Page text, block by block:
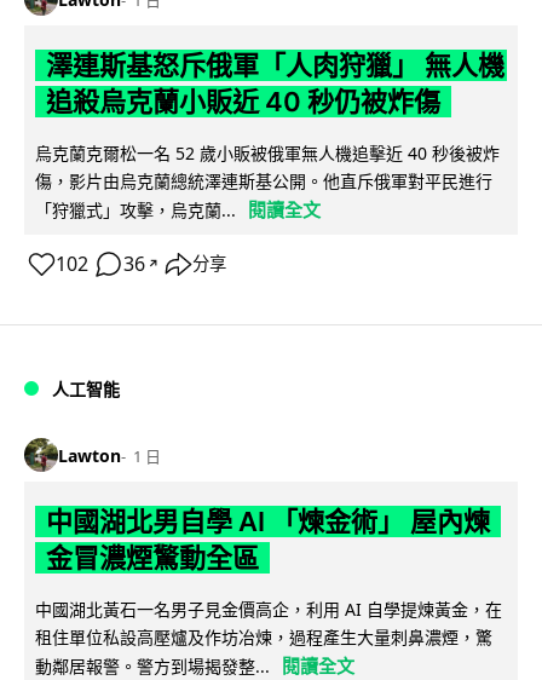
澤連斯基怒斥俄軍「人肉狩獵」 無人機
追殺烏克蘭小販近 40 秒仍被炸傷
烏克蘭克爾松一名 52 歲小販被俄軍無人機追擊近 40 秒後被炸
傷，影片由烏克蘭總統澤連斯基公開。他直斥俄軍對平民進行
「狩獵式」攻擊，烏克蘭...
閱讀全文
102 36 ↗ 分享
人工智能
Lawton 1 日
中國湖北男自學 AI 「煉金術」 屋內煉
金冒濃煙驚動全區
中國湖北黃石一名男子見金價高企，利用 AI 自學提煉黃金，在
租住單位私設高壓爐及作坊冶煉，過程產生大量刺鼻濃煙，驚
動鄰居報警。警方到場揭發整...
閱讀全文